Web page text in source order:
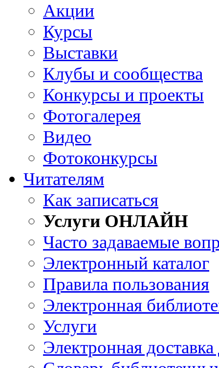
Акции
Курсы
Выставки
Клубы и сообщества
Конкурсы и проекты
Фотогалерея
Видео
Фотоконкурсы
Читателям
Как записаться
Услуги ОНЛАЙН
Часто задаваемые
Электронный каталог
Правила пользования
Электронная
Услуги
Электронная